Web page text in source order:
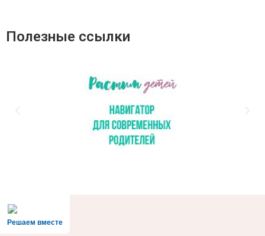
Полезные ссылки
Решаем вместе